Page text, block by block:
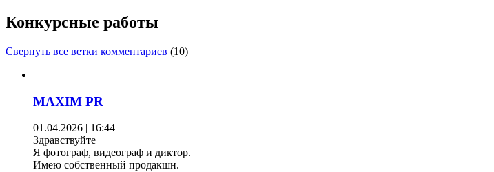
Конкурсные работы
Свернуть все ветки комментариев (10)
MAXIM PR
01.04.2026 | 16:44
Здравствуйте
Я фотограф, видеограф и диктор.
Имею собственный продакшн.